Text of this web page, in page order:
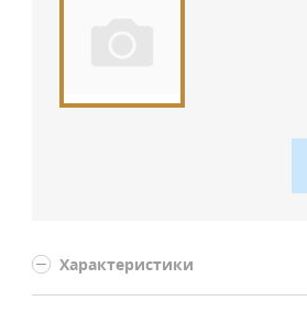
Характеристики